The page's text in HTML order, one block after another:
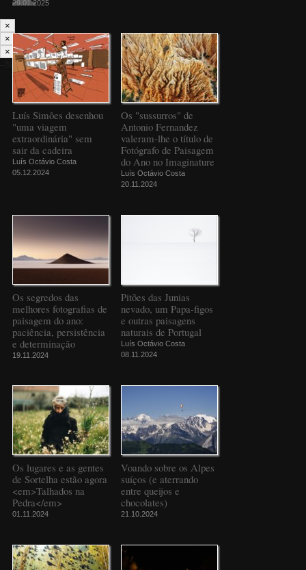
29.01.2025
Luís Simões desenhou
"uma viagem
extraordinária" sem
sair da cadeira
Luís Octávio Costa
05.12.2024
Os "sussurros" de
Antonio Fernandez
valeram-lhe o título de
Fotógrafo de Paisagem
do Ano no Imaginature
Luís Octávio Costa
20.11.2024
Os segredos das
melhores fotografias de
paisagem do ano:
paciência, persistência
e determinação
19.11.2024
Pitões das Junias
nevado, um Papa-figos
e outras paisagens
naturais de Portugal
Luís Octávio Costa
08.11.2024
Os lugares e as gentes
de Sortelha estão agora
<em>Talhados na
Pedra</em>
01.11.2024
Voando sobre os Alpes
suíços (e aterrando
entre queijos e
chocolates)
21.10.2024
×
×
×
--%>